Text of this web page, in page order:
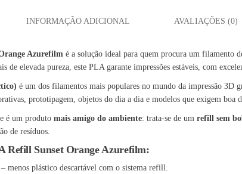
INFORMAÇÃO ADICIONAL AVALIAÇÕES (0)
Azurefilm é a solução ideal para quem procura um filamento
de elevada pureza, este PLA garante impressões estáveis, com
é um dos filamentos mais populares no mundo da impressão 3D
prototipagem, objetos do dia a dia e modelos que exigem boa
é um produto mais amigo do ambiente: trata-se de um refill sem
de resíduos.
Refill Sunset Orange Azurefilm:
– menos plástico descartável com o sistema refill.